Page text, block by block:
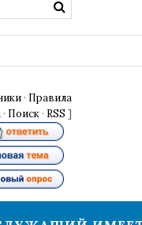
· Правила
· Поиск · RSS ]